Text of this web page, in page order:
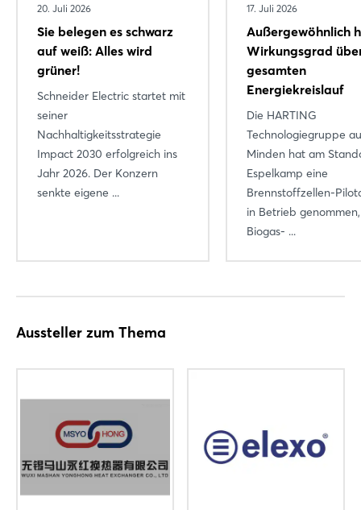
20. Juli 2026
Sie belegen es schwarz
auf weiß: Alles wird
grüner!
Schneider Electric startet mit
seiner
Nachhaltigkeitsstrategie
Impact 2030 erfolgreich ins
Jahr 2026. Der Konzern
senkte eigene ...
17. Juli 2026
Außergewöhnlich
Wirkungsgrad
gesamten
Energiekreislauf
Die HARTING
Technologiegruppe
Minden hat am
Espelkamp eine
Brennstoffzellen-
in Betrieb
Biogas- ...
Aussteller zum Thema
Login
Noch nicht angemeldet?
Jetzt registrieren